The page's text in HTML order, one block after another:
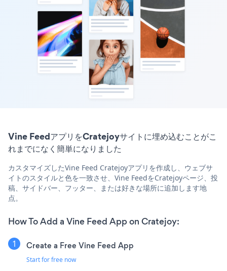
Vine FeedアプリをCratejoyサイトに埋め込むことがこ
れまでになく簡単になりました
カスタマイズしたVine Feed Cratejoyアプリを作成し、ウェブサ
イトのスタイルと色を一致させ、Vine FeedをCratejoyページ、投
稿、サイドバー、フッター、または好きな場所に追加します地
点。
How To Add a Vine Feed App on Cratejoy:
Create a Free Vine Feed App
Start for free now